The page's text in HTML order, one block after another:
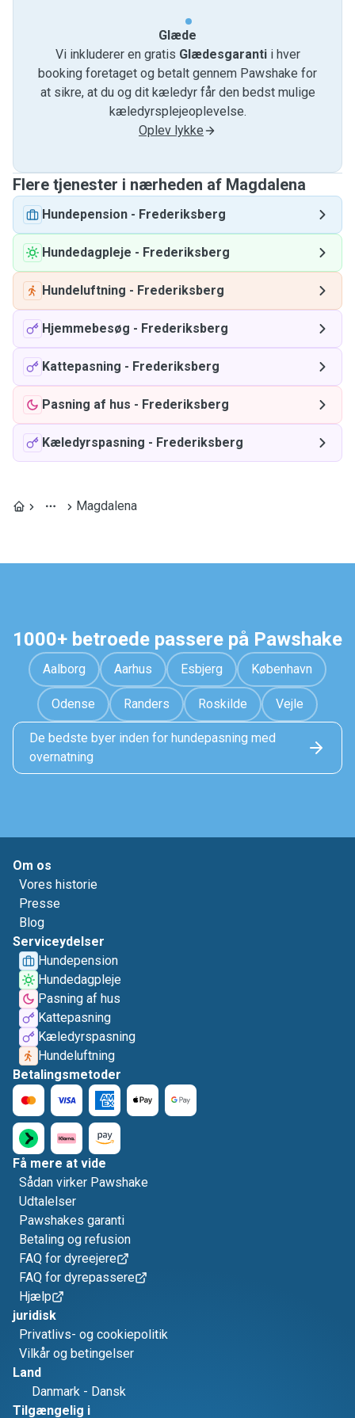
Glæde
Vi inkluderer en gratis Glædesgarantii hver
booking foretaget og betalt gennem Pawshake for
at sikre, at du og dit kæledyr får den bedst mulige
kæledyrsplejeoplevelse.
Oplev lykke
Flere tjenester i nærheden af ​​Magdalena
Hundepension - Frederiksberg
Hundedagpleje - Frederiksberg
Hundeluftning - Frederiksberg
Hjemmebesøg - Frederiksberg
Kattepasning - Frederiksberg
Pasning af hus - Frederiksberg
Kæledyrspasning - Frederiksberg
Magdalena
1000+ betroede passere på Pawshake
Aalborg Aarhus Esbjerg København
Odense Randers Roskilde Vejle
De bedste byer inden for hundepasning med
overnatning
Om os
Vores historie
Presse
Blog
Serviceydelser
Hundepension
Hundedagpleje
Pasning af hus
Kattepasning
Kæledyrspasning
Hundeluftning
Betalingsmetoder
Få mere at vide
Sådan virker Pawshake
Udtalelser
Pawshakes garanti
Betaling og refusion
FAQ for dyreejere
FAQ for dyrepassere
Hjælp
juridisk
Privatlivs- og cookiepolitik
Vilkår og betingelser
Land
Danmark - Dansk
Tilgængelig i